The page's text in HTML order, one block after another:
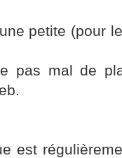
petite (pour
pas mal de
est